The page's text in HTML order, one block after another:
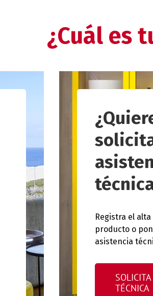
¿Cuál es
Registra el
producto o
asistencia
TÉCNICA